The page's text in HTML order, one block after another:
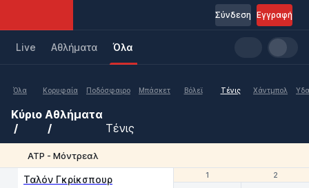
Εγγραφή
Σύνδεση
Live Aθλήματα Όλα
Όλα Κορυφαία Ποδόσφαιρο Μπάσκετ Βόλεϊ Τένις Χάντμπολ
Κύριο Αθλήματα
Τένις
ATP - Μόντρεαλ
1 2
Ταλόν Γκρίκσπουρ 1 2